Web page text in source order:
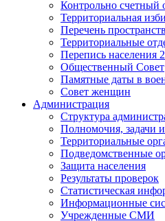
Контрольно счетный
Территориальная
Перечень
Территориальные
Перепись населения
Общественный Совет
Памятные даты в
Совет женщин
Администрация
Структура
Полномочия, задачи
Территориальные
Подведомственные
Защита населения
Результаты проверок
Статистическая
Информационные
Учрежденные СМИ